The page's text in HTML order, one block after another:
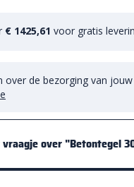
€ 1425,61 voor gratis
over de bezorging van
over "Betontegel